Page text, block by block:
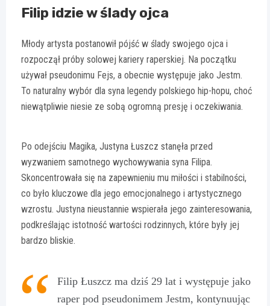
Filip idzie w ślady ojca
Młody artysta postanowił pójść w ślady swojego ojca i
rozpoczął próby solowej kariery raperskiej. Na początku
używał pseudonimu Fejs, a obecnie występuje jako Jestm.
To naturalny wybór dla syna legendy polskiego hip-hopu, choć
niewątpliwie niesie ze sobą ogromną presję i oczekiwania.
Po odejściu Magika, Justyna Łuszcz stanęła przed
wyzwaniem samotnego wychowywania syna Filipa.
Skoncentrowała się na zapewnieniu mu miłości i stabilności,
co było kluczowe dla jego emocjonalnego i artystycznego
wzrostu. Justyna nieustannie wspierała jego zainteresowania,
podkreślając istotność wartości rodzinnych, które były jej
bardzo bliskie.
Filip Łuszcz ma dziś 29 lat i występuje jako
raper pod pseudonimem Jestm, kontynuując